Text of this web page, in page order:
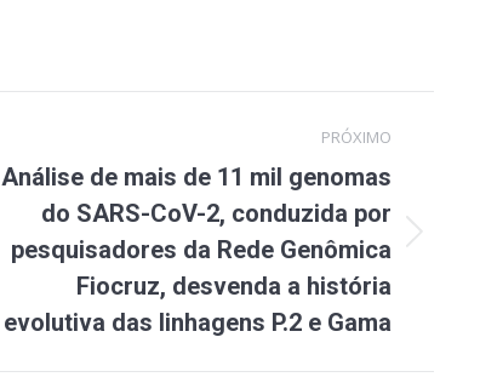
PRÓXIMO
Próximo
Análise de mais de 11 mil genomas
do SARS-CoV-2, conduzida por
pesquisadores da Rede Genômica
Fiocruz, desvenda a história
evolutiva das linhagens P.2 e Gama